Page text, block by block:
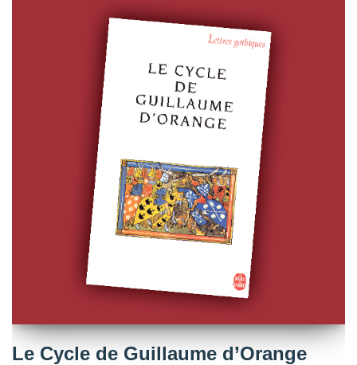
Le Cycle de Guillaume d’Orange